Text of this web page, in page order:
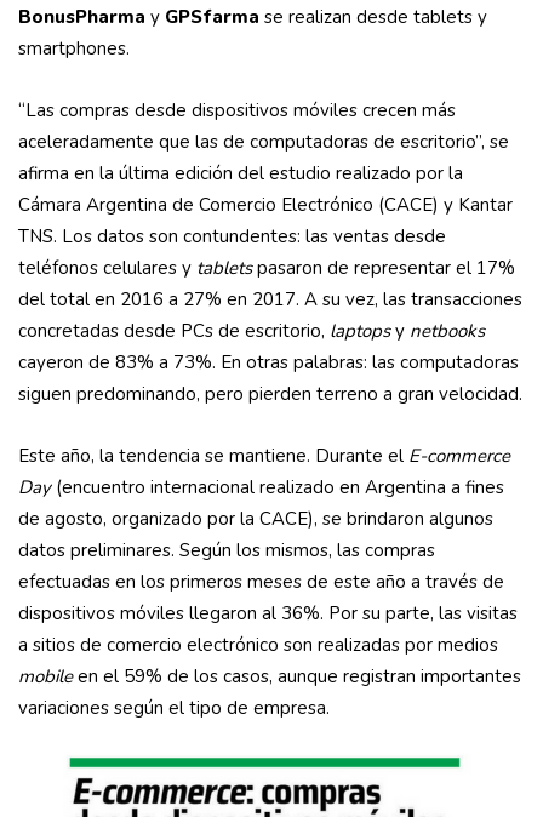
BonusPharma y GPSfarma se realizan desde tablets y
smartphones.
“Las compras desde dispositivos móviles crecen más
aceleradamente que las de computadoras de escritorio”, se
afirma en la última edición del estudio realizado por la
Cámara Argentina de Comercio Electrónico (CACE) y Kantar
TNS. Los datos son contundentes: las ventas desde
teléfonos celulares y tabletspasaron de representar el 17%
del total en 2016 a 27% en 2017. A su vez, las transacciones
concretadas desde PCs de escritorio, laptopsy netbooks
cayeron de 83% a 73%. En otras palabras: las computadoras
siguen predominando, pero pierden terreno a gran velocidad.
Este año, la tendencia se mantiene. Durante el E-commerce
Day(encuentro internacional realizado en Argentina a fines
de agosto, organizado por la CACE), se brindaron algunos
datos preliminares. Según los mismos, las compras
efectuadas en los primeros meses de este año a través de
dispositivos móviles llegaron al 36%. Por su parte, las visitas
a sitios de comercio electrónico son realizadas por medios
mobileen el 59% de los casos, aunque registran importantes
variaciones según el tipo de empresa.